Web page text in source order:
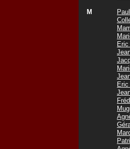
M
Eric